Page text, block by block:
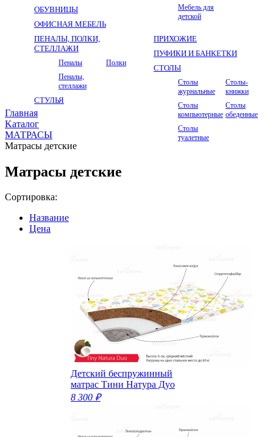
Мебель для
детской
ОБУВНИЦЫ
ОФИСНАЯ МЕБЕЛЬ
ПЕНАЛЫ, ПОЛКИ,
СТЕЛЛАЖИ
Пеналы
Полки
Пеналы,
стеллажи
ПРИХОЖИЕ
ПУФИКИ И БАНКЕТКИ
СТОЛЫ
Столы
журнальные
Столы-
книжки
Столы
компьютерные
Столы
обеденные
Столы
туалетные
СТУЛЬЯ
Главная
Kаталог
МАТРАСЫ
Матрасы детские
Матрасы детские
Сортировка:
Название
Цена
Детский беспружинный
матрас Тини Натура Дуо
8 300 ₽